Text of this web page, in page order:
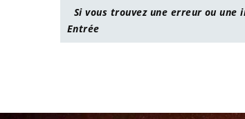
Si vous trouvez une erreur ou
Entrée